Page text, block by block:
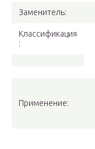
Заменитель:
Классификация
:
Применение: